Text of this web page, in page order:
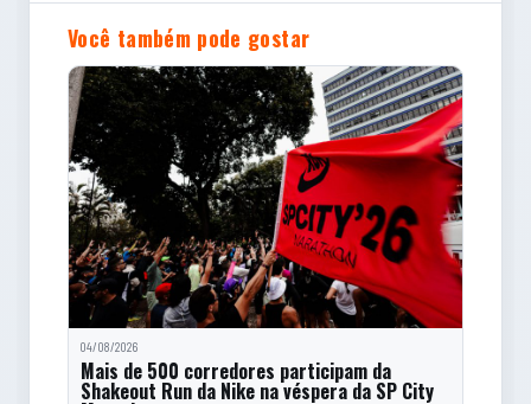
Você também pode gostar
04/08/2026
Mais de 500 corredores participam da
Shakeout Run da Nike na véspera da SP City